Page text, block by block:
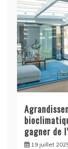
gagner de
19 juillet